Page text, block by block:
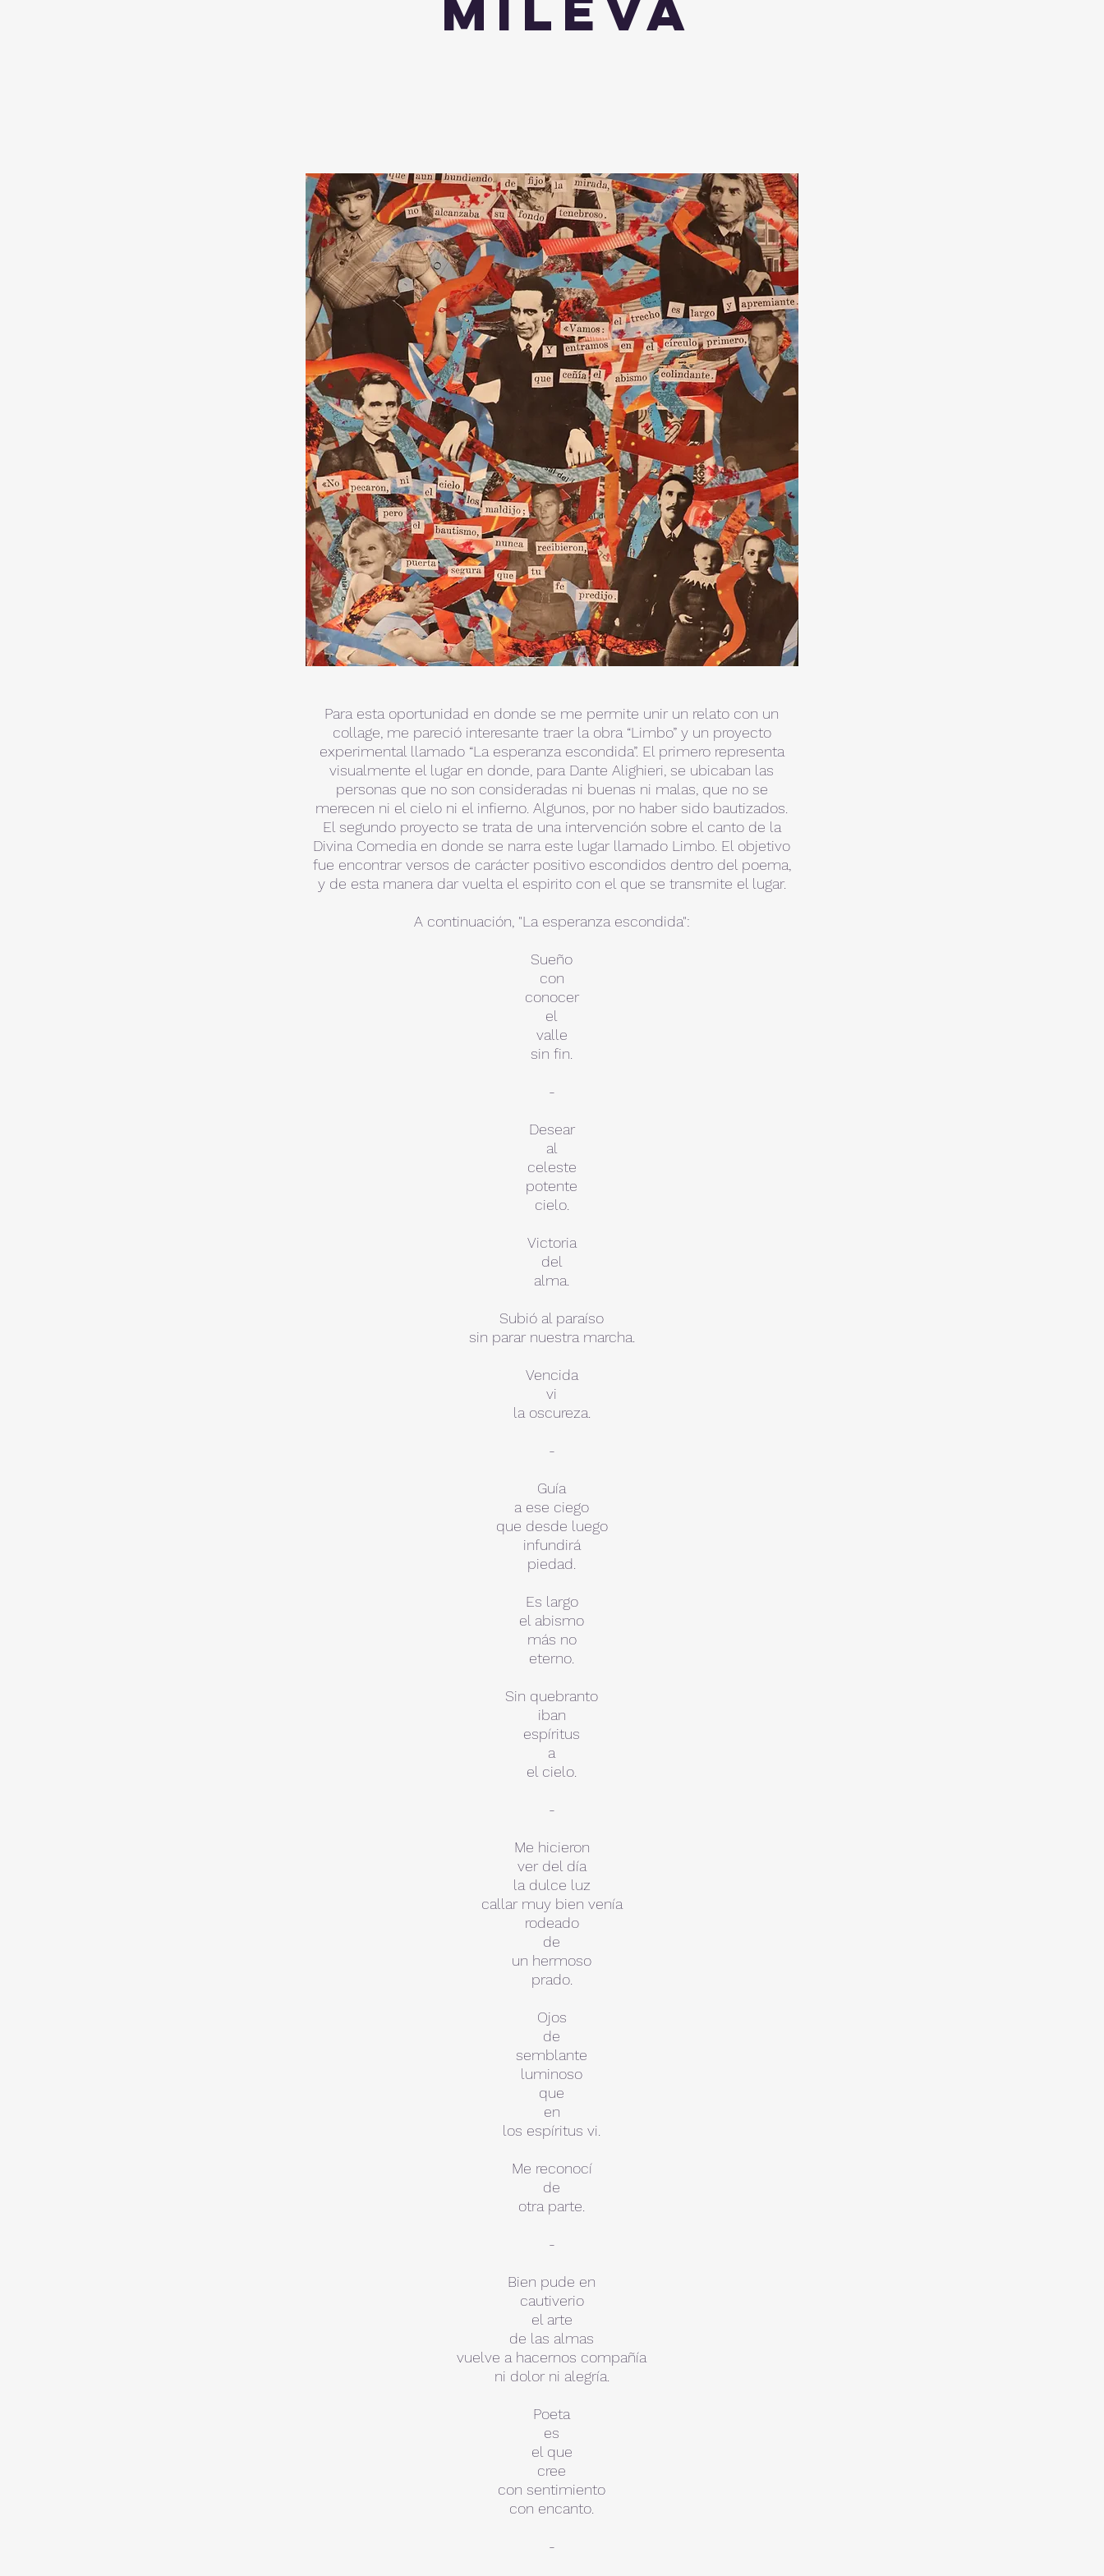
Para esta oportunidad en donde se me permite unir un relato con un
collage, me pareció interesante traer la obra “Limbo” y un proyecto
experimental llamado “La esperanza escondida”. El primero representa
visualmente el lugar en donde, para Dante Alighieri, se ubicaban las
personas que no son consideradas ni buenas ni malas, que no se
merecen ni el cielo ni el infierno. Algunos, por no haber sido bautizados.
El segundo proyecto se trata de una intervención sobre el canto de la
Divina Comedia en donde se narra este lugar llamado Limbo. El objetivo
fue encontrar versos de carácter positivo escondidos dentro del poema,
y de esta manera dar vuelta el espirito con el que se transmite el lugar.
A continuación, "La esperanza escondida":
Sueño
con
conocer
el
valle
sin fin.
-
Desear
al
celeste
potente
cielo.
Victoria
del
alma.
Subió al paraíso
sin parar nuestra marcha.
Vencida
vi
la oscureza.
-
Guía
a ese ciego
que desde luego
infundirá
piedad.
Es largo
el abismo
más no
eterno.
Sin quebranto
iban
espíritus
a
el cielo.
-
Me hicieron
ver del día
la dulce luz
callar muy bien venía
rodeado
de
un hermoso
prado.
Ojos
de
semblante
luminoso
que
en
los espíritus vi.
Me reconocí
de
otra parte.
-
Bien pude en
cautiverio
el arte
de las almas
vuelve a hacernos compañía
ni dolor ni alegría.
Poeta
es
el que
cree
con sentimiento
con encanto.
-